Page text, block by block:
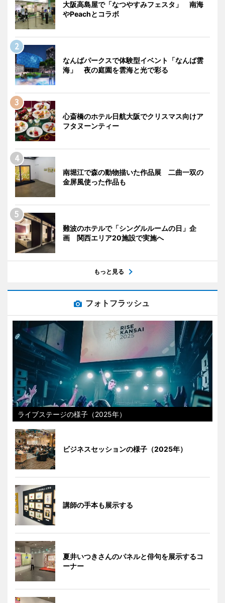
大阪高島屋で「なつやすみフェスタ」 南海
やPeachとコラボ
なんばパークスで体験型イベント「なんば雲
海」 夜の庭園を雲海と光で彩る
心斎橋のホテル日航大阪でクリスマス向けア
フタヌーンティー
南堀江で森の動物描いた作品展 二曲一双の
金屏風使った作品も
難波のホテルで「シングルルームの日」企
画 関西エリア20施設で実施へ
もっと見る
フォトフラッシュ
ライブステージの様子（2025年）
ビジネスセッションの様子（2025年）
講師の手本も展示する
夏井いつきさんのパネルと俳句を展示するコ
ーナー